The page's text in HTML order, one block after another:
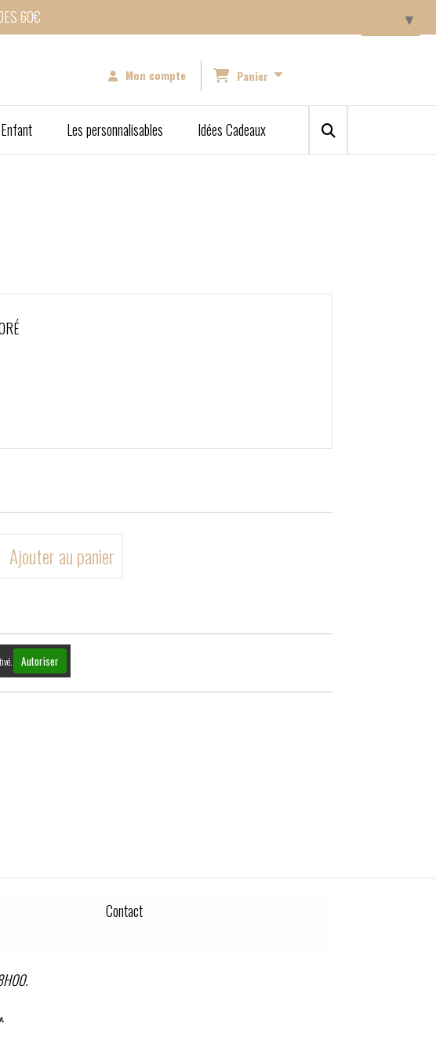
60€
Mon compte Panier
Les personnalisables Idées Cadeaux
Ajouter au panier
Autoriser
Contact
▼